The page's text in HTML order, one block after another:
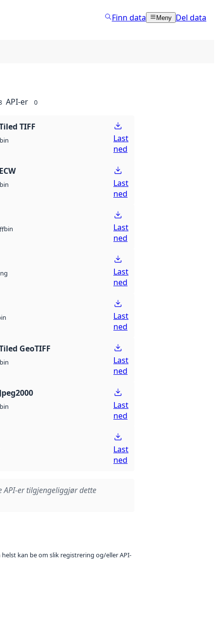
Finn data Meny Del data
API-er 0
TIFF
bin
Last
ned
bin
Last
ned
bin
Last
ned
Last
ned
Last
ned
GeoTIFF
bin
Last
ned
bin
Last
ned
Last
ned
API-er tilgjengeliggjør dette
kan be om slik registrering og/eller API-